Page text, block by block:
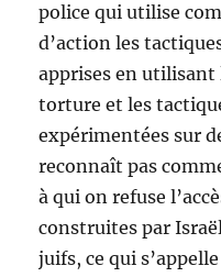
police qui utilise
d’action les
apprises en
torture et les
expérimentées sur
reconnaît pas
à qui on refuse
construites par
juifs, ce qui